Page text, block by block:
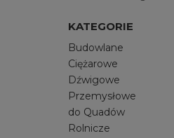
KATEGORIE
Budowlane
Ciężarowe
Dźwigowe
Przemysłowe
do Quadów
Rolnicze